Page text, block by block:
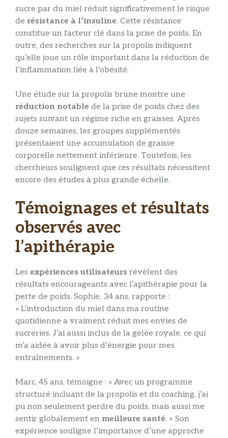
sucre par du miel réduit significativement le risque
de résistance à l’insuline. Cette résistance
constitue un facteur clé dans la prise de poids. En
outre, des recherches sur la propolis indiquent
qu’elle joue un rôle important dans la réduction de
l’inflammation liée à l’obésité.
Une étude sur la propolis brune montre une
réduction notable de la prise de poids chez des
sujets suivant un régime riche en graisses. Après
douze semaines, les groupes supplémentés
présentaient une accumulation de graisse
corporelle nettement inférieure. Toutefois, les
chercheurs soulignent que ces résultats nécessitent
encore des études à plus grande échelle.
Témoignages et résultats
observés avec
l’apithérapie
Les expériences utilisateurs révèlent des
résultats encourageants avec l’apithérapie pour la
perte de poids. Sophie, 34 ans, rapporte :
« L’introduction du miel dans ma routine
quotidienne a vraiment réduit mes envies de
sucreries. J’ai aussi inclus de la gelée royale, ce qui
m’a aidée à avoir plus d’énergie pour mes
entraînements. »
Marc, 45 ans, témoigne : « Avec un programme
structuré incluant de la propolis et du coaching, j’ai
pu non seulement perdre du poids, mais aussi me
sentir globalement en meilleure santé. » Son
expérience souligne l’importance d’une approche